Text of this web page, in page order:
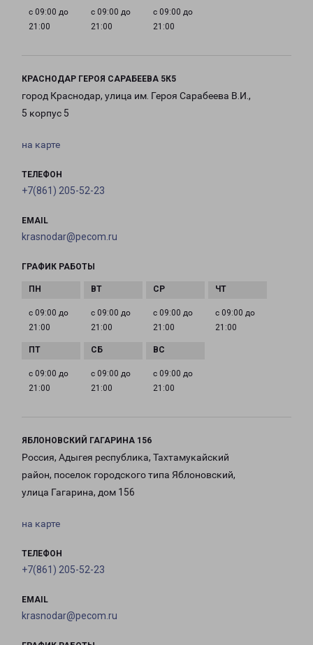
с 09:00 до
21:00
с 09:00 до
21:00
с 09:00 до
21:00
КРАСНОДАР ГЕРОЯ САРАБЕЕВА 5К5
город Краснодар, улица им. Героя Сарабеева В.И.,
5 корпус 5
на карте
ТЕЛЕФОН
+7(861) 205-52-23
EMAIL
krasnodar@pecom.ru
ГРАФИК РАБОТЫ
с 09:00 до
21:00
с 09:00 до
21:00
с 09:00 до
21:00
с 09:00 до
21:00
с 09:00 до
21:00
с 09:00 до
21:00
с 09:00 до
21:00
ЯБЛОНОВСКИЙ ГАГАРИНА 156
Россия, Адыгея республика, Тахтамукайский
район, поселок городского типа Яблоновский,
улица Гагарина, дом 156
на карте
ТЕЛЕФОН
+7(861) 205-52-23
EMAIL
krasnodar@pecom.ru